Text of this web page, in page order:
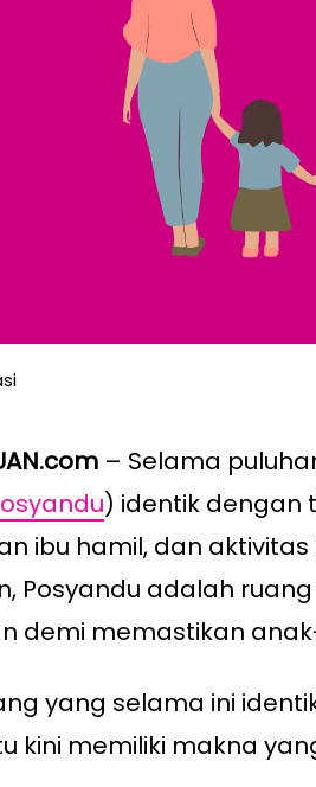
– Selama
) identik dengan
ibu hamil, dan
Posyandu adalah
demi memastikan
yang selama ini
kini memiliki makna